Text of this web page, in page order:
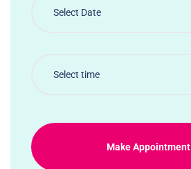
Make Appointment